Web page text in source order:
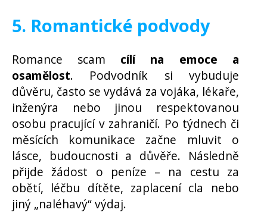
5. Romantické podvody
Romance scam cílí na emoce a
osamělost. Podvodník si vybuduje
důvěru, často se vydává za vojáka, lékaře,
inženýra nebo jinou respektovanou
osobu pracující v zahraničí. Po týdnech či
měsících komunikace začne mluvit o
lásce, budoucnosti a důvěře. Následně
přijde žádost o peníze – na cestu za
obětí, léčbu dítěte, zaplacení cla nebo
jiný „naléhavý“ výdaj.